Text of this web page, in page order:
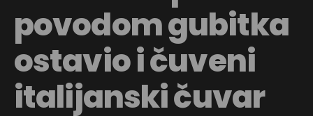
povodom gubitka
ostavio i čuveni
italijanski čuvar